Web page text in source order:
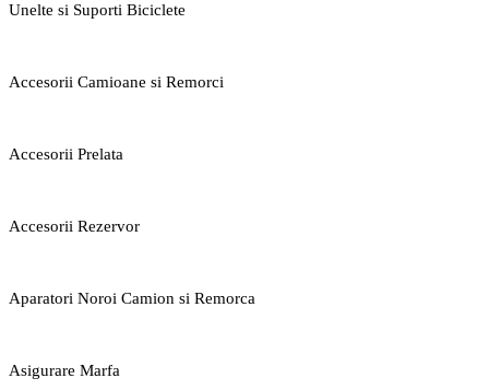
Unelte si Suporti Biciclete
Accesorii Camioane si Remorci
Accesorii Prelata
Accesorii Rezervor
Aparatori Noroi Camion si Remorca
Asigurare Marfa